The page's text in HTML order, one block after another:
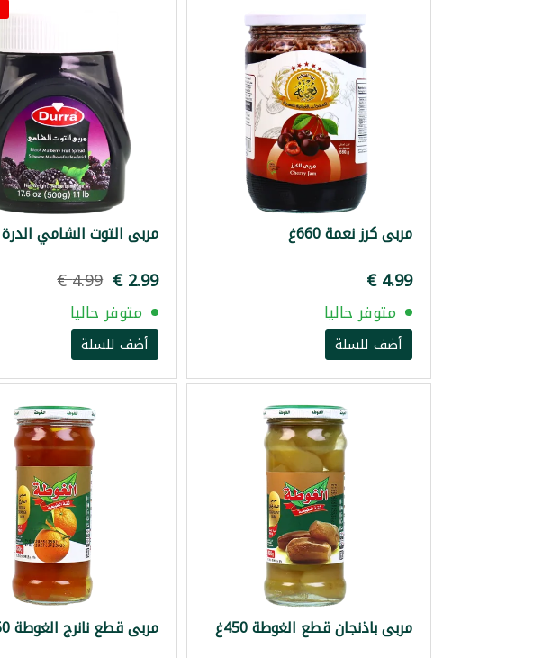
مربى كرز نعمة 660غ
متوفر حاليا
أضف للسلة
مربى التوت الشامي الدرة 500غ
‏2.99 €
‏4.99 €
متوفر حاليا
أضف للسلة
مربى باذنجان قطع الغوطة 450غ مربى قطع نانرج الغوطة 450غ